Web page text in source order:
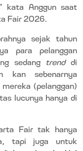
kata Anggun saat
Fair 2026.
sejak tahun
para pelanggan
sedang trenddi
kan sebenarnya
(pelanggan)
lucunya hanya di
Fair tak hanya
tapi juga untuk